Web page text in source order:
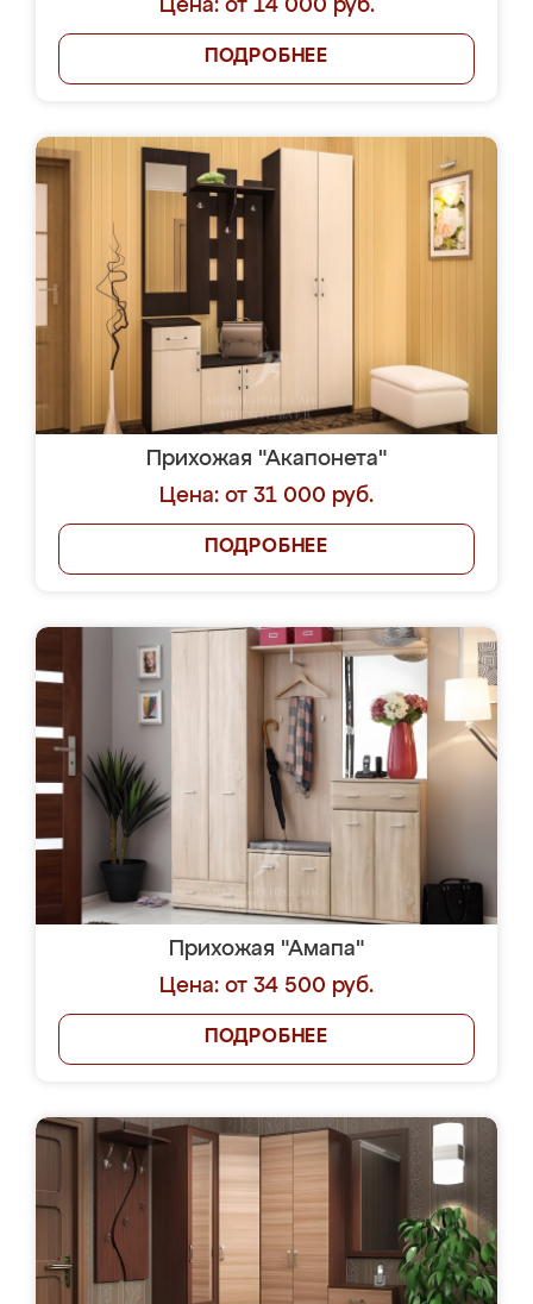
Цена: от 14 000 руб.
ПОДРОБНЕЕ
Прихожая "Акапонета"
Цена: от 31 000 руб.
ПОДРОБНЕЕ
Прихожая "Амапа"
Цена: от 34 500 руб.
ПОДРОБНЕЕ